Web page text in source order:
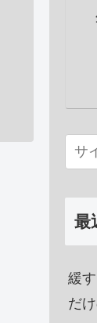
最
緩
だ